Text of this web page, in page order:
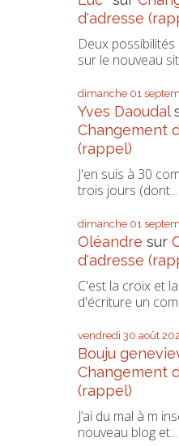
d'adresse
Deux
sur le nouveau
dimanche 01
Yves Daoudal
Changement
(rappel)
J'en suis à 30
trois jours (dont...
dimanche 01
Oléandre sur
d'adresse
C'est la croix et
d'écriture un
vendredi 30 août
Bouju
Changement
(rappel)
J’ai du mal à m
nouveau blog et...